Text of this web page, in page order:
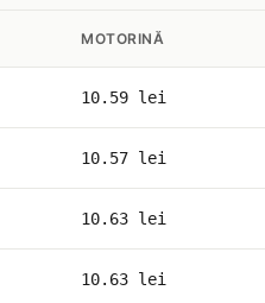
MOTORINĂ
10.59 lei
10.57 lei
10.63 lei
10.63 lei